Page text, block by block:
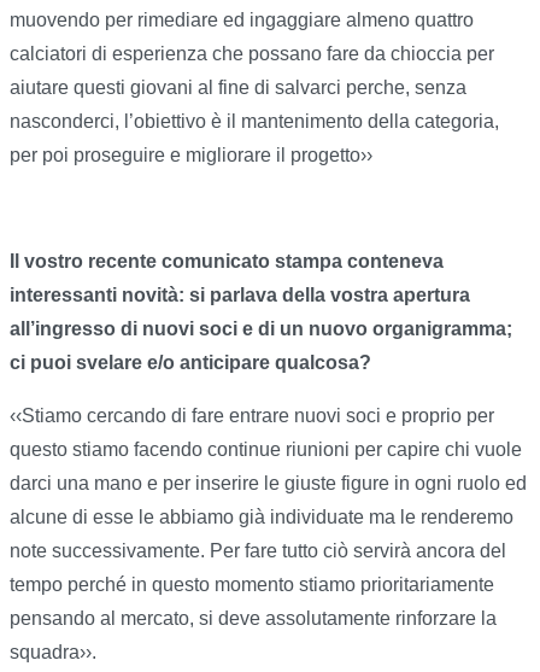
muovendo per rimediare ed ingaggiare almeno quattro
calciatori di esperienza che possano fare da chioccia per
aiutare questi giovani al fine di salvarci perche, senza
nasconderci, l’obiettivo è il mantenimento della categoria,
per poi proseguire e migliorare il progetto››
Il vostro recente comunicato stampa conteneva
interessanti novità: si parlava della vostra apertura
all’ingresso di nuovi soci e di un nuovo organigramma;
ci puoi svelare e/o anticipare qualcosa?
‹‹Stiamo cercando di fare entrare nuovi soci e proprio per
questo stiamo facendo continue riunioni per capire chi vuole
darci una mano e per inserire le giuste figure in ogni ruolo ed
alcune di esse le abbiamo già individuate ma le renderemo
note successivamente. Per fare tutto ciò servirà ancora del
tempo perché in questo momento stiamo prioritariamente
pensando al mercato, si deve assolutamente rinforzare la
squadra››.